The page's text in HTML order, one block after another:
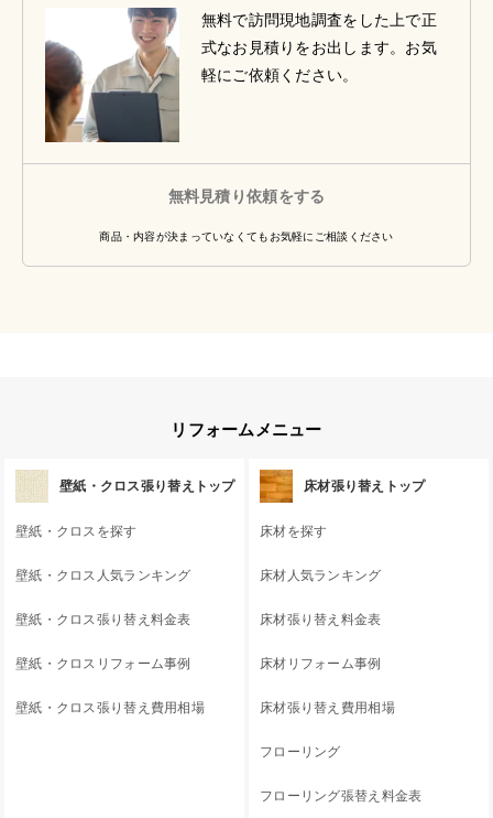
無料で訪問現地調査をした上で正
式なお見積りをお出します。お気
軽にご依頼ください。
無料見積り依頼をする
商品・内容が決まっていなくてもお気軽にご相談ください
リフォームメニュー
壁紙・クロス張り替えトップ
壁紙・クロスを探す
壁紙・クロス人気ランキング
壁紙・クロス張り替え料金表
壁紙・クロスリフォーム事例
壁紙・クロス張り替え費用相場
床材張り替えトップ
床材を探す
床材人気ランキング
床材張り替え料金表
床材リフォーム事例
床材張り替え費用相場
フローリング
フローリング張替え料金表